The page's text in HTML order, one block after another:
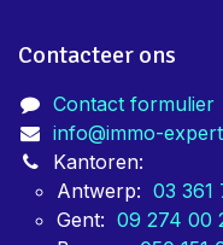
Contacteer ons
Contact formulier
info@immo-
Kantoren:
Antwerp: 03 361
Gent: 09 274 00